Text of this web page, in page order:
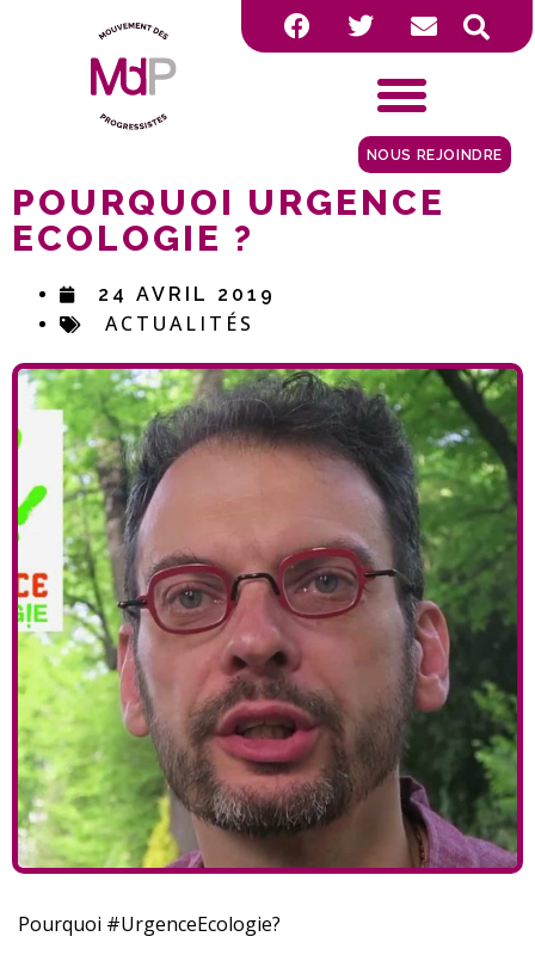
NOUS REJOINDRE
POURQUOI URGENCE
ECOLOGIE ?
24 AVRIL 2019
ACTUALITÉS
Pourquoi #UrgenceEcologie?